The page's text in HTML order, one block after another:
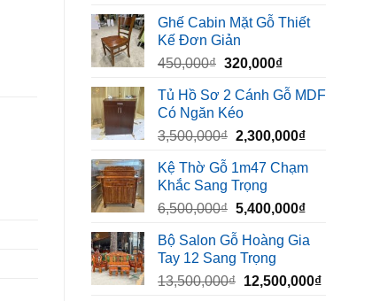
là:
2,500,000₫.
tại
Ghế Cabin Mặt Gỗ Thiết
Kế Đơn Giản
450,000₫ Giá
là:
450,000₫.
320,000₫Giá
tại
320,000₫.
Tủ Hồ Sơ 2 Cánh Gỗ MDF
Có Ngăn Kéo
3,500,000₫ Giá
là:
3,500,000₫.
2,300,000₫Giá
tại
Kệ Thờ Gỗ 1m47 Chạm
Khắc Sang Trọng
6,500,000₫ Giá
là:
6,500,000₫.
5,400,000₫Giá
tại
Bộ Salon Gỗ Hoàng Gia
Tay 12 Sang Trọng
13,500,000₫ Giá
12,500,000₫Giá